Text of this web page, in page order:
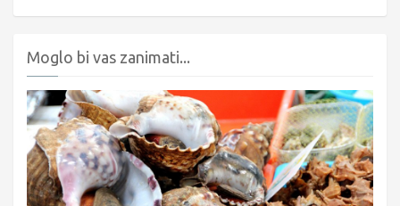
Moglo bi vas zanimati...